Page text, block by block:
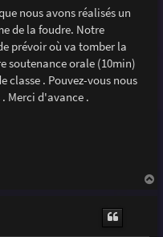
nous avons réalisés un
de la foudre. Notre
prévoir où va tomber la
soutenance orale (10min)
classe . Pouvez-vous nous
Merci d'avance .